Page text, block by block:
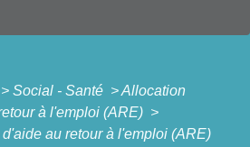
> Social - Santé >Allocation
à l'emploi (ARE) >
au retour à l'emploi (ARE)